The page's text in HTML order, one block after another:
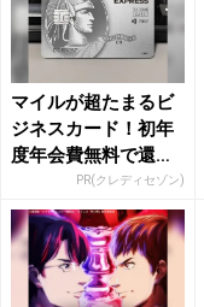
マイルが超たまるビ
ジネスカード！初年
度年会費無料で還元
率最大1.125%PR(クレディセゾン)